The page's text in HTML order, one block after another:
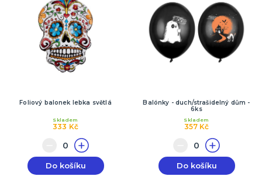
Foliový balonek lebka světlá
333 Kč
Skladem
Do košíku
Balónky - duch/strašidelný dům -
6ks
357 Kč
Skladem
Do košíku